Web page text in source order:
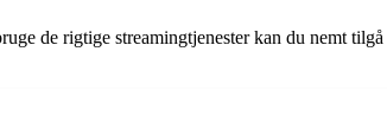
de rigtige streamingtjenester kan du nemt